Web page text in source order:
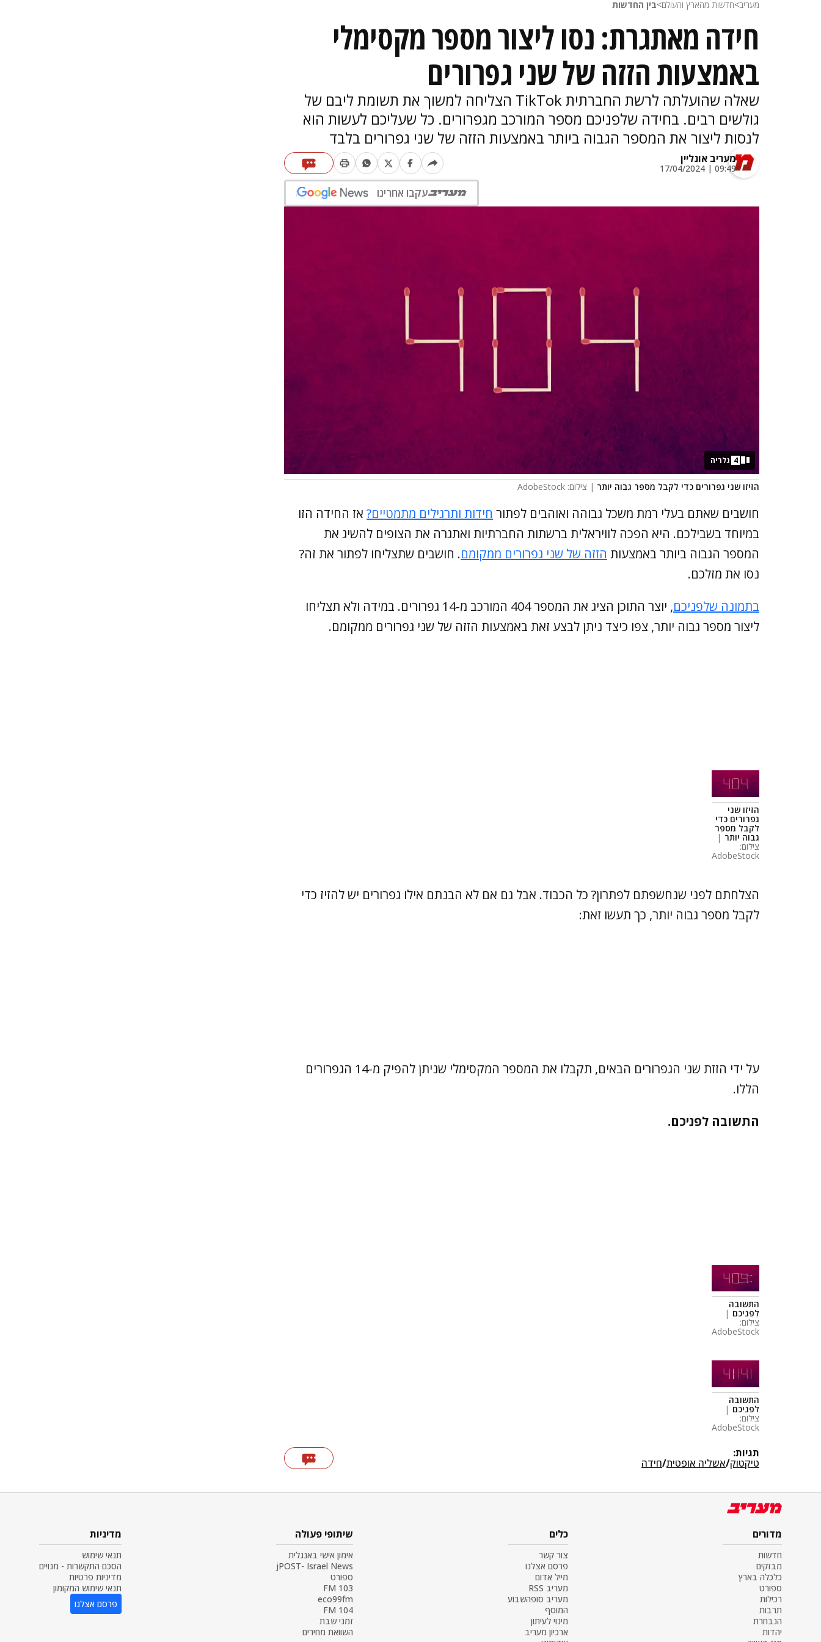
מעריב>חדשות מהארץ והעולם>בין החדשות
חידה מאתגרת: נסו ליצור מספר מקסימלי
באמצעות הזזה של שני גפרורים
שאלה שהועלתה לרשת החברתית TikTok הצליחה למשוך את תשומת ליבם של
גולשים רבים. בחידה שלפניכם מספר המורכב מגפרורים. כל שעליכם לעשות הוא
לנסות ליצור את המספר הגבוה ביותר באמצעות הזזה של שני גפרורים בלבד
מעריב אונליין
09:49 | 17/04/2024
עקבו אחרינו
הזיזו שני גפרורים כדי לקבל מספר גבוה יותר | צילום: AdobeStock
4 גלריה
חושבים שאתם בעלי רמת משכל גבוהה ואוהבים לפתור חידות ותרגילים מתמטיים? אז החידה הזו
במיוחד בשבילכם. היא הפכה לוויראלית ברשתות החברתיות ואתגרה את הצופים להשיג את
המספר הגבוה ביותר באמצעות הזזה של שני גפרורים ממקומם. חושבים שתצליחו לפתור את זה?
נסו את מזלכם.
בתמונה שלפניכם
, יוצר התוכן הציג את המספר 404 המורכב מ-14 גפרורים. במידה ולא תצליחו
ליצור מספר גבוה יותר, צפו כיצד ניתן לבצע זאת באמצעות הזזה של שני גפרורים ממקומם.
הזיזו שני
גפרורים כדי
לקבל מספר
גבוה יותר |
צילום:
AdobeStock
הצלחתם לפני שנחשפתם לפתרון? כל הכבוד. אבל גם אם לא הבנתם אילו גפרורים יש להזיז כדי
לקבל מספר גבוה יותר, כך תעשו זאת:
על ידי הזזת שני הגפרורים הבאים, תקבלו את המספר המקסימלי שניתן להפיק מ-14 הגפרורים
הללו.
התשובה לפניכם.
התשובה
לפניכם |
צילום:
AdobeStock
התשובה
לפניכם |
צילום:
AdobeStock
תגיות:
טיקטוק/אשליה אופטית/חידה
מדורים
חדשות
מבזקים
כלכלה בארץ
ספורט
רכילות
תרבות
הנבחרת
יהדות
כלים
צור קשר
פרסם אצלנו
מייל אדום
מעריב RSS
מעריב סופהשבוע
המוסף
מינוי לעיתון
ארכיון מעריב
שיתופי פעולה
אימון אישי באנגלית
jPOST- Israel News
ספורט
103 FM
eco99fm
104 FM
זמני שבת
השוואת מחירים
מדיניות
תנאי שימוש
הסכם התקשרות - מנויים
מדיניות פרטיות
תנאי שימוש המקומון
פרסם אצלנו